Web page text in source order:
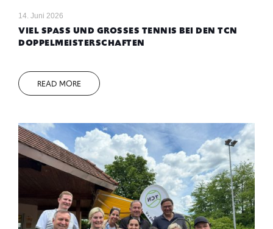
14. Juni 2026
VIEL SPASS UND GROSSES TENNIS BEI DEN TCN DO
PPELMEISTERSCHAFTEN
READ MORE